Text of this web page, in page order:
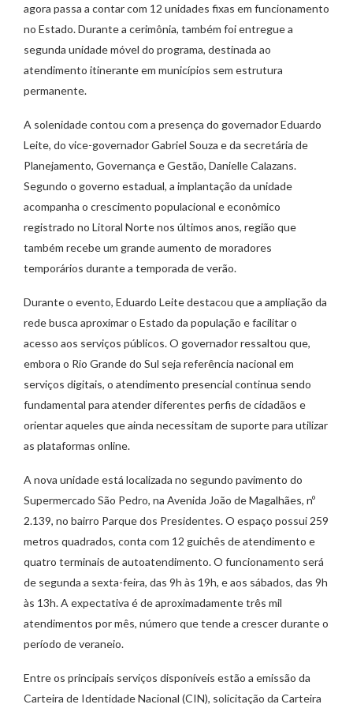
agora passa a contar com 12 unidades fixas em funcionamento
no Estado. Durante a cerimônia, também foi entregue a
segunda unidade móvel do programa, destinada ao
atendimento itinerante em municípios sem estrutura
permanente.
A solenidade contou com a presença do governador Eduardo
Leite, do vice-governador Gabriel Souza e da secretária de
Planejamento, Governança e Gestão, Danielle Calazans.
Segundo o governo estadual, a implantação da unidade
acompanha o crescimento populacional e econômico
registrado no Litoral Norte nos últimos anos, região que
também recebe um grande aumento de moradores
temporários durante a temporada de verão.
Durante o evento, Eduardo Leite destacou que a ampliação da
rede busca aproximar o Estado da população e facilitar o
acesso aos serviços públicos. O governador ressaltou que,
embora o Rio Grande do Sul seja referência nacional em
serviços digitais, o atendimento presencial continua sendo
fundamental para atender diferentes perfis de cidadãos e
orientar aqueles que ainda necessitam de suporte para utilizar
as plataformas online.
A nova unidade está localizada no segundo pavimento do
Supermercado São Pedro, na Avenida João de Magalhães, nº
2.139, no bairro Parque dos Presidentes. O espaço possui 259
metros quadrados, conta com 12 guichês de atendimento e
quatro terminais de autoatendimento. O funcionamento será
de segunda a sexta-feira, das 9h às 19h, e aos sábados, das 9h
às 13h. A expectativa é de aproximadamente três mil
atendimentos por mês, número que tende a crescer durante o
período de veraneio.
Entre os principais serviços disponíveis estão a emissão da
Carteira de Identidade Nacional (CIN), solicitação da Carteira